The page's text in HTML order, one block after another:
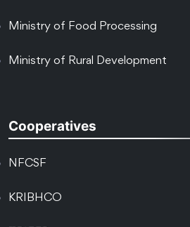
Ministry of Food Processing
Ministry of Rural Development
Cooperatives
NFCSF
KRIBHCO